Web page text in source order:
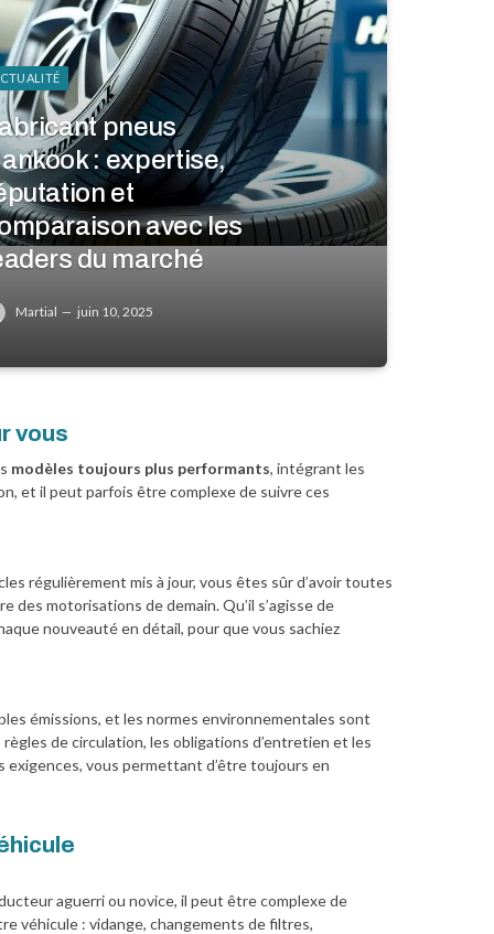
pneus
: expertise,
et
avec les
du marché
Martial juin 10, 2025
vous
modèles toujours plus performants, intégrant les
et il peut parfois être complexe de suivre ces
régulièrement mis à jour, vous êtes sûr d’avoir toutes
motorisations de demain. Qu’il s’agisse de
nouveauté en détail, pour que vous sachiez
émissions, et les normes environnementales sont
de circulation, les obligations d’entretien et les
vous permettant d’être toujours en
aguerri ou novice, il peut être complexe de
véhicule : vidange, changements de filtres,